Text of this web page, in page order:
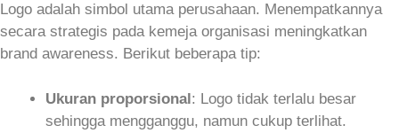
Logo adalah simbol utama perusahaan. Menempatkannya
secara strategis pada kemeja organisasi meningkatkan
brand awareness. Berikut beberapa tip:
Ukuran proporsional: Logo tidak terlalu besar
sehingga mengganggu, namun cukup terlihat.